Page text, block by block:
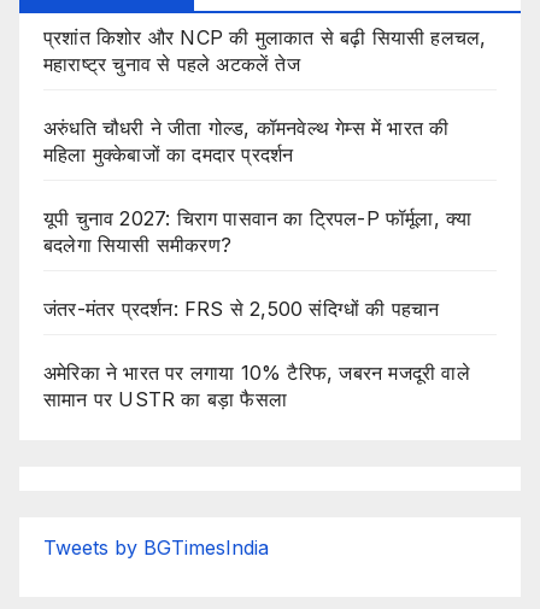
प्रशांत किशोर और NCP की मुलाकात से बढ़ी सियासी हलचल,
महाराष्ट्र चुनाव से पहले अटकलें तेज
अरुंधति चौधरी ने जीता गोल्ड, कॉमनवेल्थ गेम्स में भारत की
महिला मुक्केबाजों का दमदार प्रदर्शन
यूपी चुनाव 2027: चिराग पासवान का ट्रिपल-P फॉर्मूला, क्या
बदलेगा सियासी समीकरण?
जंतर-मंतर प्रदर्शन: FRS से 2,500 संदिग्धों की पहचान
अमेरिका ने भारत पर लगाया 10% टैरिफ, जबरन मजदूरी वाले
सामान पर USTR का बड़ा फैसला
Tweets by BGTimesIndia